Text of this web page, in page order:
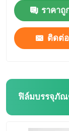
ฟิล์มเทอร์โม
ฟิล์มบรรจุภัณ
ราคาถู
ติดต่อ
ฟิล์มบรรจุภั